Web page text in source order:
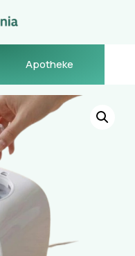
Apotheke